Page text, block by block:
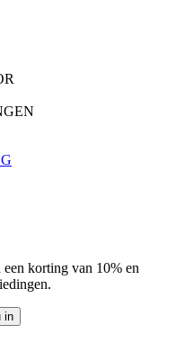
korting van 10% en
in